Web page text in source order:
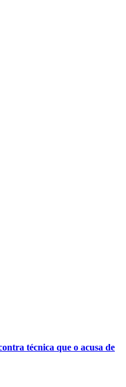
técnica que o acusa de